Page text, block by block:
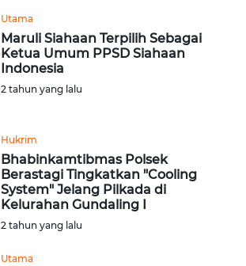
Utama
Maruli Siahaan Terpilih Sebagai
Ketua Umum PPSD Siahaan
Indonesia
2 tahun yang lalu
Hukrim
Bhabinkamtibmas Polsek
Berastagi Tingkatkan "Cooling
System" Jelang Pilkada di
Kelurahan Gundaling I
2 tahun yang lalu
Utama